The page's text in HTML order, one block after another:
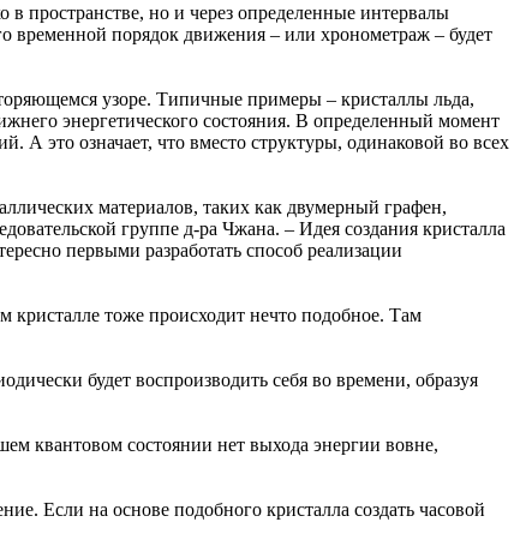
в пространстве, но и через определенные интервалы
временной порядок движения – или хронометраж – будет
узоре. Типичные примеры – кристаллы льда,
энергетического состояния. В определенный момент
А это означает, что вместо структуры, одинаковой во всех
материалов, таких как двумерный графен,
группе д-ра Чжана. – Идея создания кристалла
первыми разработать способ реализации
кристалле тоже происходит нечто подобное. Там
будет воспроизводить себя во времени, образуя
квантовом состоянии нет выхода энергии вовне,
Если на основе подобного кристалла создать часовой